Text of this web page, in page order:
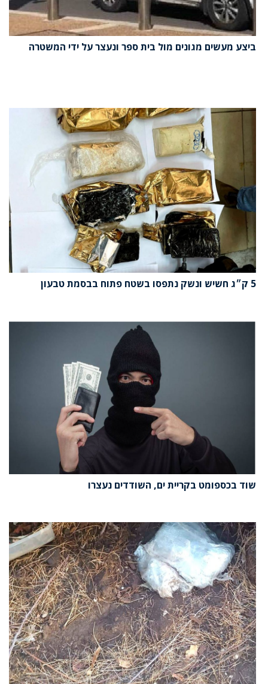
ביצע מעשים מגונים מול בית ספר ונעצר על ידי המשטרה
5 ק״ג חשיש ונשק נתפסו בשטח פתוח בבסמת טבעון
שוד בכספומט בקריית ים, השודדים נעצרו